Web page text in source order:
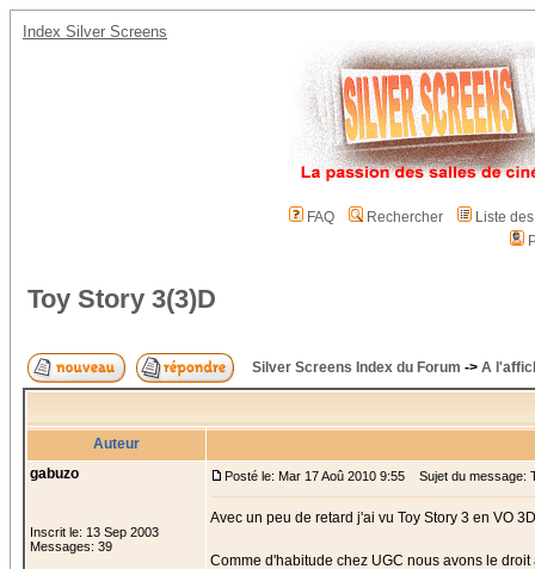
Index Silver Screens
FAQ Rechercher
Liste
Toy Story 3(3)D
Silver Screens Index du Forum -> A
Auteur
gabuzo
Inscrit le: 13 Sep 2003
Messages: 39
Posté le: Mar 17 Aoû 2010 9:55 Sujet du message:
Avec un peu de retard j'ai vu Toy Story 3 en VO
Comme d'habitude chez UGC nous avons le